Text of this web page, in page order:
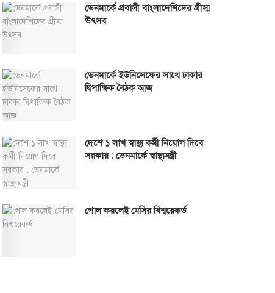
ডেনমার্কে প্রবাসী বাংলাদেশিদের গ্রীস্ম
উৎসব
ডেনমার্কে ইউনিসেফের সাথে ঢাকার
দ্বিপাক্ষিক বৈঠক আজ
দেশে ১ লাখ স্বাস্থ্য কর্মী নিয়োগ দিবে
সরকার : ডেনমার্কে স্বাস্থ্যমন্ত্রী
গোল করলেই মেসির বিশ্বরেকর্ড